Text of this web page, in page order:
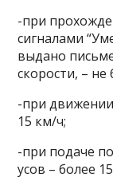
-при
сигналами
выдано
скорости, – не
-при
15 км/ч;
-при подаче
усов – более